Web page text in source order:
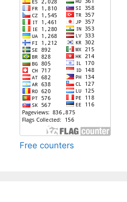
Free counters